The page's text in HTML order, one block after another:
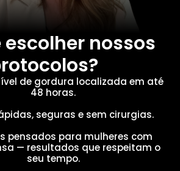
escolher nossos
de gordura localizada em até
48 horas.
seguras e sem cirurgias.
pensados para mulheres com
— resultados que respeitam o
seu tempo.